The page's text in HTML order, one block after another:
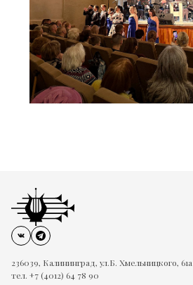
236039, Калининград, ул.Б. Хмельницкого, 61а
тел. +7 (4012) 64 78 90